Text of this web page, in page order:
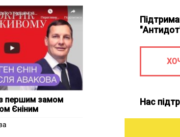
з першим замом
Єніним
Нас